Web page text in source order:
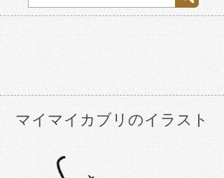
マイマイカブリのイラスト